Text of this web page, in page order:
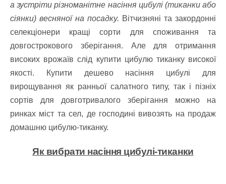
а зустріти різноманітне насіння цибулі (тиканки або
сіянки) весняної на посадку. Вітчизняні та закордонні
селекціонери кращі сорти для споживання та
довгострокового зберігання. Але для отримання
високих врожаїв слід купити цибулю тиканку високої
якості. Купити дешево насіння цибулі для
вирощування як ранньої салатного типу, так і пізніх
сортів для довготривалого зберігання можно на
ринках міст та сел, де господині вивозять на продаж
домашню цибулю-тиканку.
Як вибрати насіння цибулі-тиканки